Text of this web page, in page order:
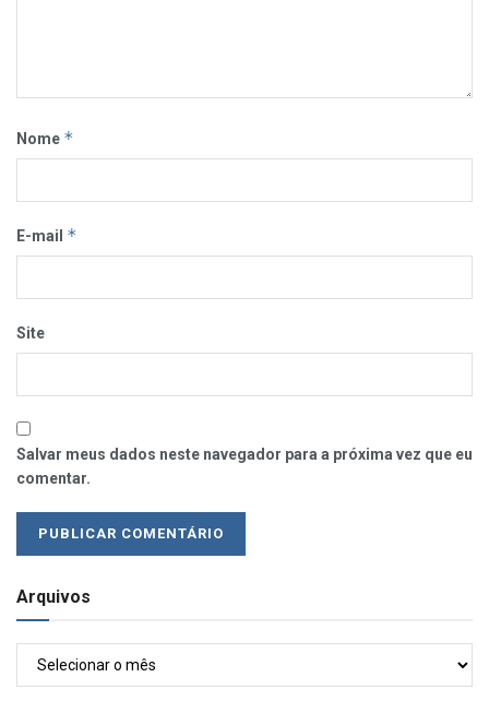
Nome *
E-mail *
Site
Salvar meus dados neste navegador para a próxima vez que eu
comentar.
Arquivos